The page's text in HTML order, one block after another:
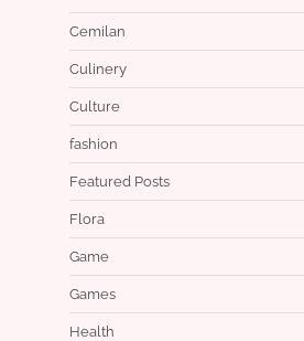
Cemilan
Culinery
Culture
fashion
Featured Posts
Flora
Game
Games
Health